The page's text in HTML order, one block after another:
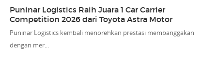
Puninar Logistics Raih Juara 1 Car Carrier
Competition 2026 dari Toyota Astra Motor
Puninar Logistics kembali menorehkan prestasi membanggakan
dengan mer...